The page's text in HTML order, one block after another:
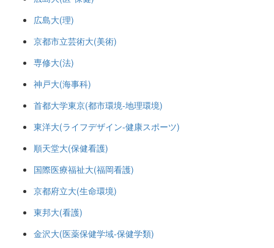
広島大(理)
京都市立芸術大(美術)
専修大(法)
神戸大(海事科)
首都大学東京(都市環境-地理環境)
東洋大(ライフデザイン-健康スポーツ)
順天堂大(保健看護)
国際医療福祉大(福岡看護)
京都府立大(生命環境)
東邦大(看護)
金沢大(医薬保健学域-保健学類)